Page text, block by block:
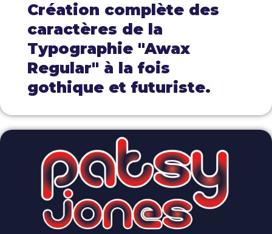
Création complète des
caractères de la
Typographie "Awax
Regular" à la fois
gothique et futuriste.